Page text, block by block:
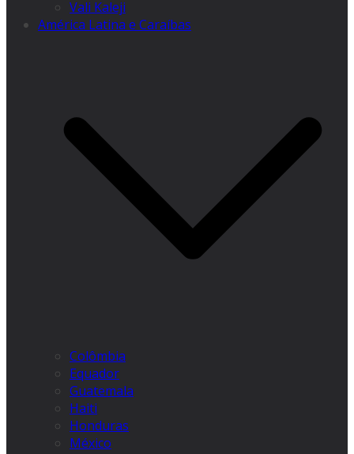
Vali Kaleji
América Latina e Caraíbas
Colômbia
Equador
Guatemala
Haiti
Honduras
México